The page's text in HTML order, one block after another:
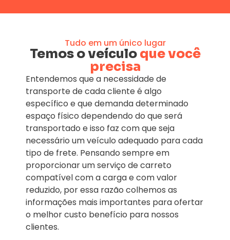
Tudo em um único lugar
Temos o veículoque você
precisa
Entendemos que a necessidade de
transporte de cada cliente é algo
específico e que demanda determinado
espaço físico dependendo do que será
transportado e isso faz com que seja
necessário um veículo adequado para cada
tipo de frete. Pensando sempre em
proporcionar um serviço de carreto
compatível com a carga e com valor
reduzido, por essa razão colhemos as
informações mais importantes para ofertar
o melhor custo benefício para nossos
clientes.